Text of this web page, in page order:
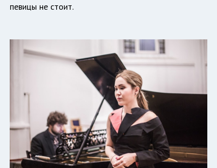
певицы не стоит.